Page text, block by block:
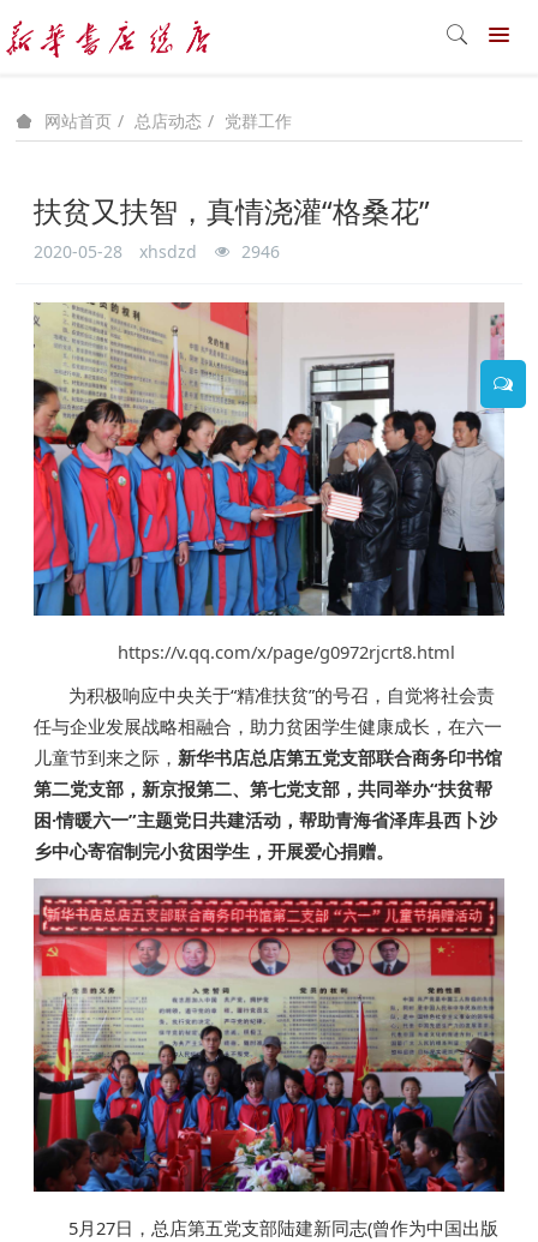
网站首页 总店动态 党群工作
扶贫又扶智，真情浇灌“格桑花”
2020-05-28 xhsdzd 2946
https://v.qq.com/x/page/g0972rjcrt8.html
为积极响应中央关于“精准扶贫”的号召，自觉将社会责
任与企业发展战略相融合，助力贫困学生健康成长，在六一
儿童节到来之际，新华书店总店第五党支部联合商务印书馆
第二党支部，新京报第二、第七党支部，共同举办“扶贫帮
困·情暖六一”主题党日共建活动，帮助青海省泽库县西卜沙
乡中心寄宿制完小贫困学生，开展爱心捐赠。
5月27日，总店第五党支部陆建新同志(曾作为中国出版